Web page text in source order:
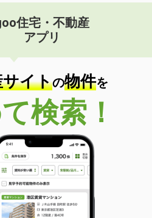
住宅・不動産
アプリ
イトの物件を
検索！